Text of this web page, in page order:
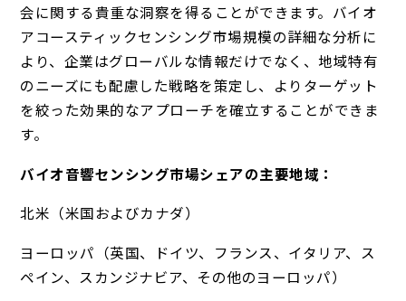
会に関する貴重な洞察を得ることができます。バイオ
アコースティックセンシング市場規模の詳細な分析に
より、企業はグローバルな情報だけでなく、地域特有
のニーズにも配慮した戦略を策定し、よりターゲット
を絞った効果的なアプローチを確立することができま
す。
バイオ音響センシング市場シェアの主要地域：
北米（米国およびカナダ）
ヨーロッパ（英国、ドイツ、フランス、イタリア、ス
ペイン、スカンジナビア、その他のヨーロッパ）